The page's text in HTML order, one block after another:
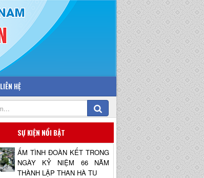
LIÊN HỆ
SỰ KIỆN NỔI BẬT
ẤM TÌNH ĐOÀN KẾT TRONG
NGÀY KỶ NIỆM 66 NĂM
THÀNH LẬP THAN HÀ TU